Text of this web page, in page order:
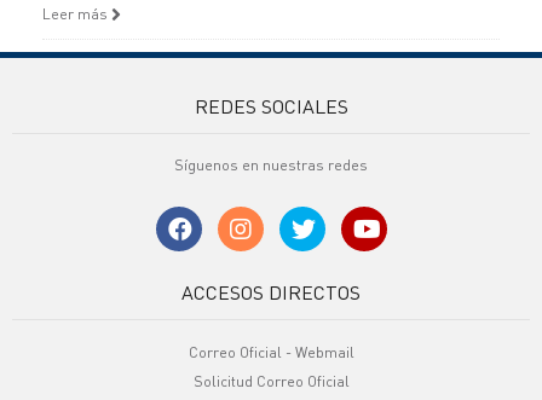
Leer más
REDES SOCIALES
Síguenos en nuestras redes
ACCESOS DIRECTOS
Correo Oficial - Webmail
Solicitud Correo Oficial